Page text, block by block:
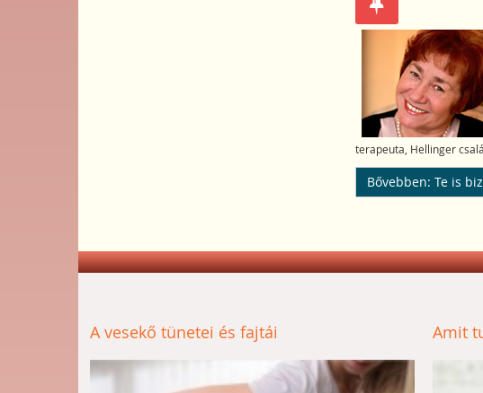
terapeuta, Hellinger
Bővebben: Te is
A vesekő tünetei és fajtái Amit